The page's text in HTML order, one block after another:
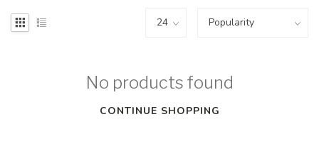
No products found
CONTINUE SHOPPING